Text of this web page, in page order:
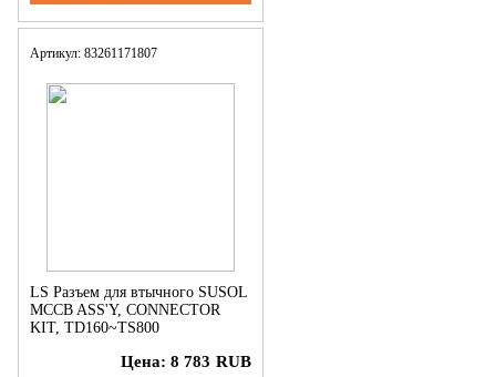
Артикул: 83261171807
LS Разъем для втычного SUSOL
MCCB ASS'Y, CONNECTOR
KIT, TD160~TS800
Цена: 8 783 RUB